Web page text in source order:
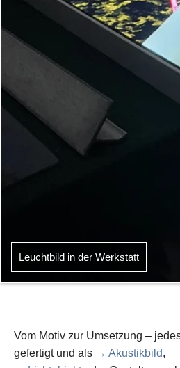
Leuchtbild in der Werkstatt
Vom Motiv zur Umsetzung –
gefertigt und als → Akustikbild,